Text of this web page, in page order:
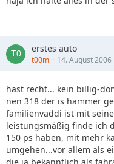
erstes auto
t00m 14. August 2006
hast recht... kein billig-
nen 318 der is hammer
familienvaddi ist mit
leistungsmäßig finde ich
150 ps haben, mit mehr
umgehen...vor allem als